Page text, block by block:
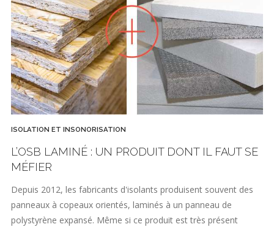
ISOLATION ET INSONORISATION
L’OSB LAMINÉ : UN PRODUIT DONT IL FAUT SE
MÉFIER
Depuis 2012, les fabricants d'isolants produisent souvent des
panneaux à copeaux orientés, laminés à un panneau de
polystyrène expansé. Même si ce produit est très présent